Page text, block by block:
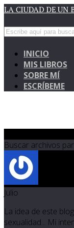
LA CIUDAD DE UN
INICIO
MIS LIBROS
SOBRE MÍ
ESCRÍBEME
Buscar archivos
Julio
La idea de este
sexualidad... Mi